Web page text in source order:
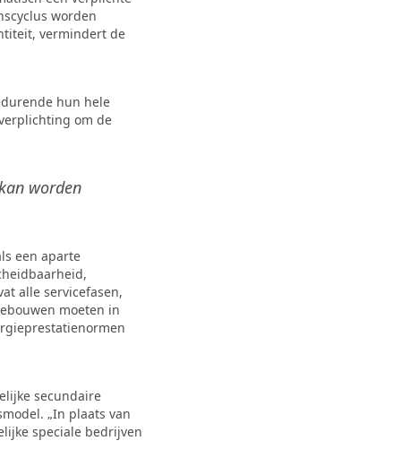
worden
vermindert de
hun hele
om de
worden
een aparte
alle servicefasen,
moeten in
secundaire
„In plaats van
speciale bedrijven